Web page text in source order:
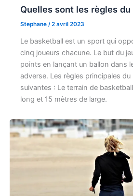
Quelles sont les règles du
Stephane /2 avril 2023
Le basketball est un sport qui
cinq joueurs chacune. Le but du
points en lançant un ballon dans
adverse. Les règles principales
suivantes : Le terrain de
long et 15 mètres de large.